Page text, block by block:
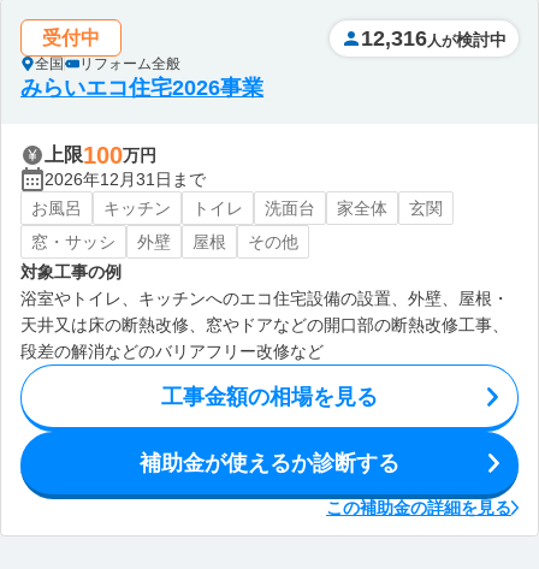
受付中
全国 リフォーム全般
12,316 人が検討中
みらいエコ住宅2026事業
上限100万円
2026年12月31日まで
お風呂
キッチン トイレ 洗面台 家全体
玄関
窓・サッシ
外壁 屋根
その他
対象工事の例
浴室やトイレ、キッチンへのエコ住宅設備の設置、外壁、屋根・
天井又は床の断熱改修、窓やドアなどの開口部の断熱改修工事、
段差の解消などのバリアフリー改修など
工事金額の相場を見る
補助金が使えるか診断する
この補助金の詳細を見る